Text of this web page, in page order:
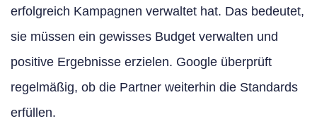
erfolgreich Kampagnen verwaltet hat. Das bedeutet,
sie müssen ein gewisses Budget verwalten und
positive Ergebnisse erzielen. Google überprüft
regelmäßig, ob die Partner weiterhin die Standards
erfüllen.